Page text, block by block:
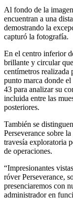
Al fondo de la
encuentran a una
demostrando la
capturó la fotografía.
En el centro inferior
brillante y circular
centímetros realizada
punto marca donde
43 para analizar su
incluida entre las
posteriores.
También se
Perseverance sobre
travesía exploratoria
de operaciones.
“Impresionantes
róver Perseverance,
presenciaremos con
administrador en